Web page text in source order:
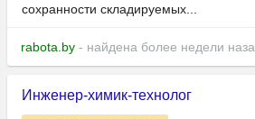
сохранности складируемых...
rabota.by - найдена более недели
Инженер-химик-технолог